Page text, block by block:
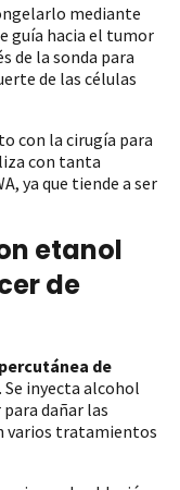
mediante
guía hacia el tumor
de la sonda para
de las células
con la cirugía para
con tanta
ya que tiende a ser
etanol
de
de
. Se inyecta alcohol
dañar las
varios tratamientos